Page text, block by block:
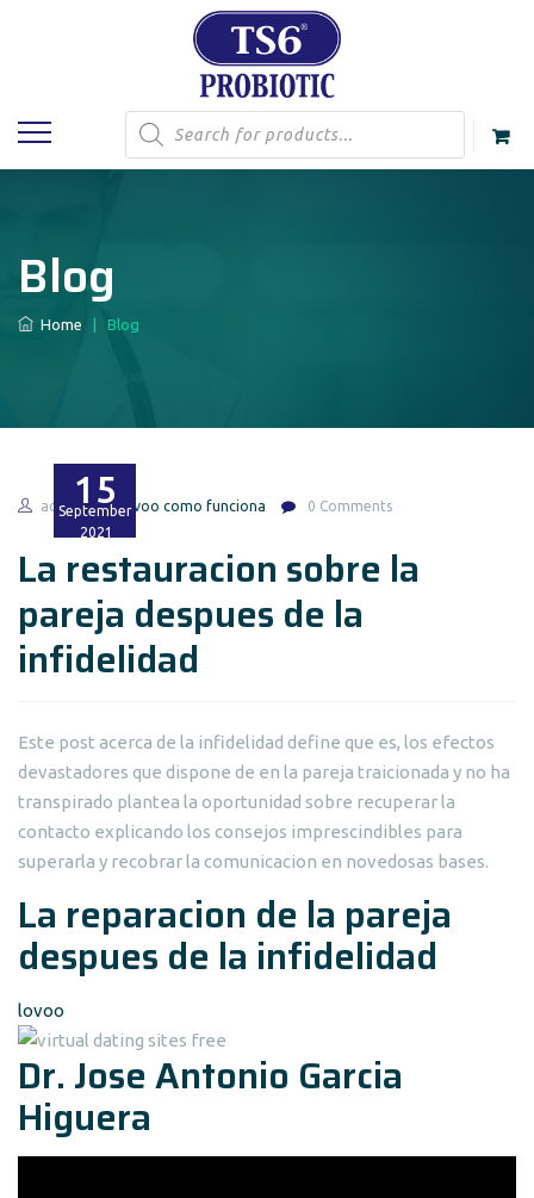
Products
search
Blog
Home Blog
15
September
2021
admin lovoo como funciona 0 Comments
La restauracion sobre la
pareja despues de la
infidelidad
Este post acerca de la infidelidad define que es, los efectos
devastadores que dispone de en la pareja traicionada y no ha
transpirado plantea la oportunidad sobre recuperar la
contacto explicando los consejos imprescindibles para
superarla y recobrar la comunicacion en novedosas bases.
La reparacion de la pareja
despues de la infidelidad
lovoo
Dr. Jose Antonio Garcia
Higuera